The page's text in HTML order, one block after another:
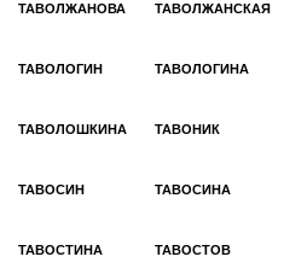
ТАВОЛЖАНОВА ТАВОЛЖАНСКАЯ
ТАВОЛОГИН ТАВОЛОГИНА
ТАВОЛОШКИНА ТАВОНИК
ТАВОСИН ТАВОСИНА
ТАВОСТИНА ТАВОСТОВ